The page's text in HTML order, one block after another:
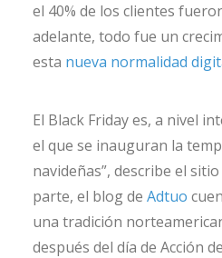
el 40% de los clientes
adelante, todo fue un
esta nueva normalidad
El Black Friday es, a nivel
el que se inauguran la
navideñas”, describe el sitio
parte, el blog de Adtuo
una tradición
después del día de Acción